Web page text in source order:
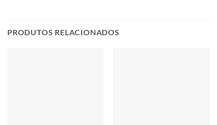
PRODUTOS RELACIONADOS